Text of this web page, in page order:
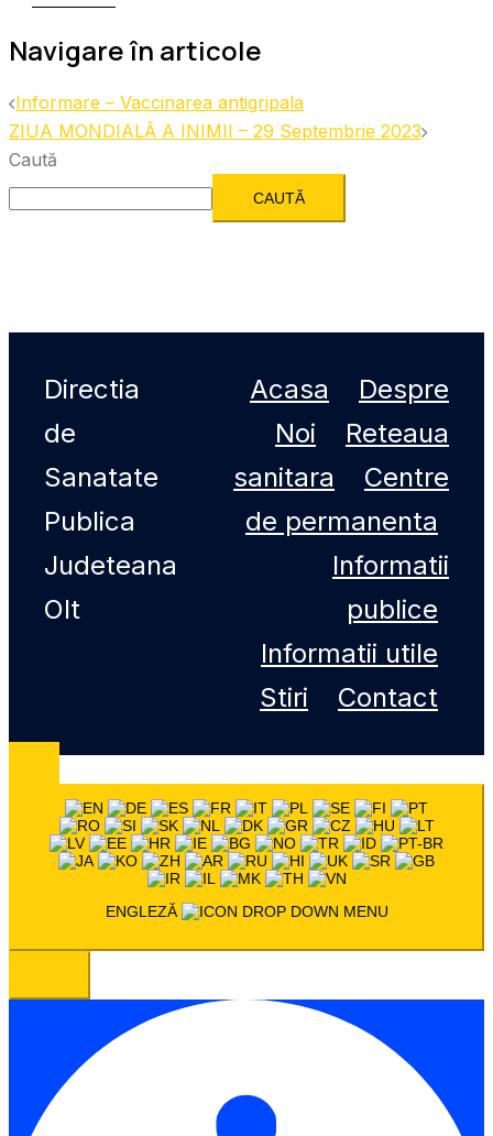
Navigare în articole
Informare – Vaccinarea antigripala
ZIUA MONDIALĂ A INIMII – 29 Septembrie 2023
Caută
CAUTĂ
Directia
de
Sanatate
Publica
Judeteana
Olt
Acasa
Despre
Noi
Reteaua
sanitara
Centre
de permanenta
Informatii
publice
Informatii utile
Stiri
Contact
ENGLEZĂ